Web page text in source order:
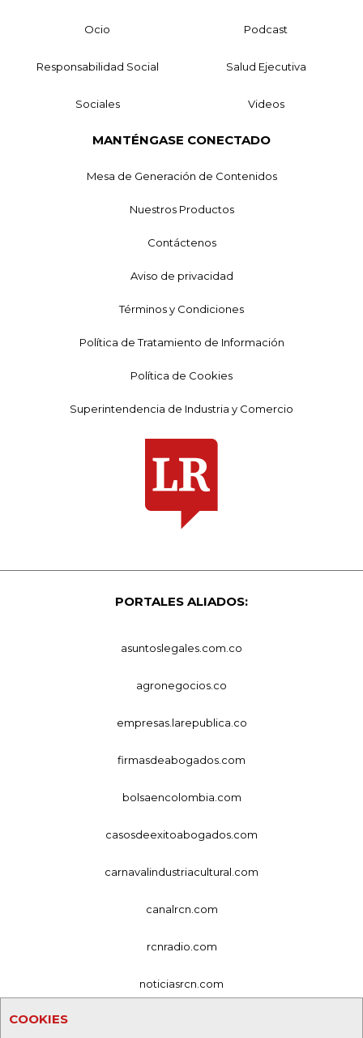
COOKIES
Ocio Podcast
Responsabilidad Social Salud Ejecutiva
Sociales Videos
MANTÉNGASE CONECTADO
Mesa de Generación de Contenidos
Nuestros Productos
Contáctenos
Aviso de privacidad
Términos y Condiciones
Política de Tratamiento de Información
Política de Cookies
Superintendencia de Industria y Comercio
PORTALES ALIADOS:
asuntoslegales.com.co
agronegocios.co
empresas.larepublica.co
firmasdeabogados.com
bolsaencolombia.com
casosdeexitoabogados.com
carnavalindustriacultural.com
canalrcn.com
rcnradio.com
noticiasrcn.com